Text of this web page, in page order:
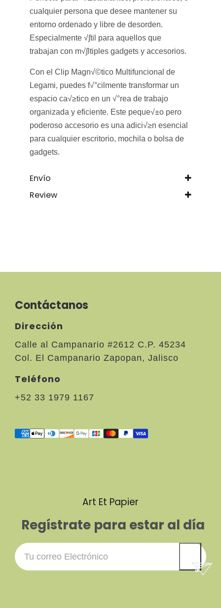
cualquier persona que desee mantener su
entorno ordenado y libre de desorden.
Especialmente √∫til para aquellos que
trabajan con m√∫ltiples gadgets y accesorios.
Con el Clip Magn√©tico Multifuncional de
Legami, puedes f√°cilmente transformar un
espacio ca√≥tico en un √°rea de trabajo
organizada y eficiente. Este peque√±o pero
poderoso accesorio es una adici√≥n esencial
para cualquier escritorio, mochila o bolsa de
gadgets.
Envío
Review
Contáctanos
Dirección
Calle al Campanario #2612 C.P. 45234
Col. El Campanario Zapopan, Jalisco
Teléfono
+52 33 1979 1167
Art Et Papier
Regístrate para estar al día